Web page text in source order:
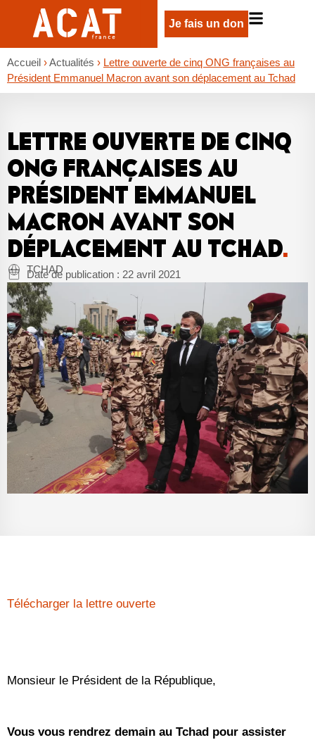
Je fais un don
Accueil ›Actualités › Lettre ouverte de cinq ONG françaises au
Président Emmanuel Macron avant son déplacement au Tchad
LETTRE OUVERTE DE CINQ
ONG FRANÇAISES AU
PRÉSIDENT EMMANUEL
MACRON AVANT SON
DÉPLACEMENT AU TCHAD.
TCHAD
Date de publication : 22 avril 2021
Télécharger la lettre ouverte
Monsieur le Président de la République,
Vous vous rendrez demain au Tchad pour assister